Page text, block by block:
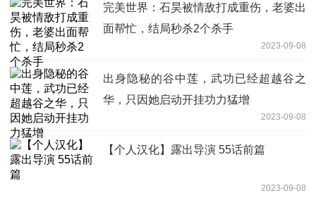
完美世界：石昊被情敌打成重伤，老婆出
面帮忙，结局秒杀2个杀手
2023-09-08
出身隐秘的谷中莲，武功已经超越谷之
华，只因她启动开挂功力猛增
2023-09-08
【个人汉化】露出导演 55话前篇
2023-09-08